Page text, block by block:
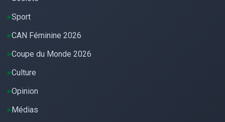
Sport
CAN Féminine 2026
Coupe du Monde 2026
Culture
Opinion
Médias